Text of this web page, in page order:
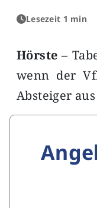
Lesezeit 1 min
Hörste –
wenn der
Absteiger